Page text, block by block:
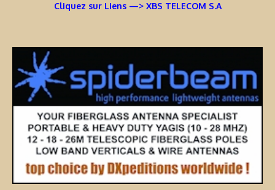
Cliquez sur Liens —> XBS TELECOM S.A